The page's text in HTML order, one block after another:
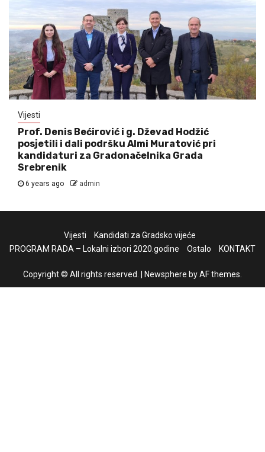
Vijesti
Prof. Denis Bećirović i g. Dževad Hodžić
posjetili i dali podršku Almi Muratović pri
kandidaturi za Gradonačelnika Grada
Srebrenik
6 years ago admin
Vijesti
Kandidati za Gradsko vijeće
PROGRAM RADA – Lokalni izbori 2020.godine
Ostalo KONTAKT
Copyright © All rights reserved. Newsphere by AF themes.